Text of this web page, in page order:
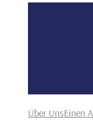
Über UnsEinen